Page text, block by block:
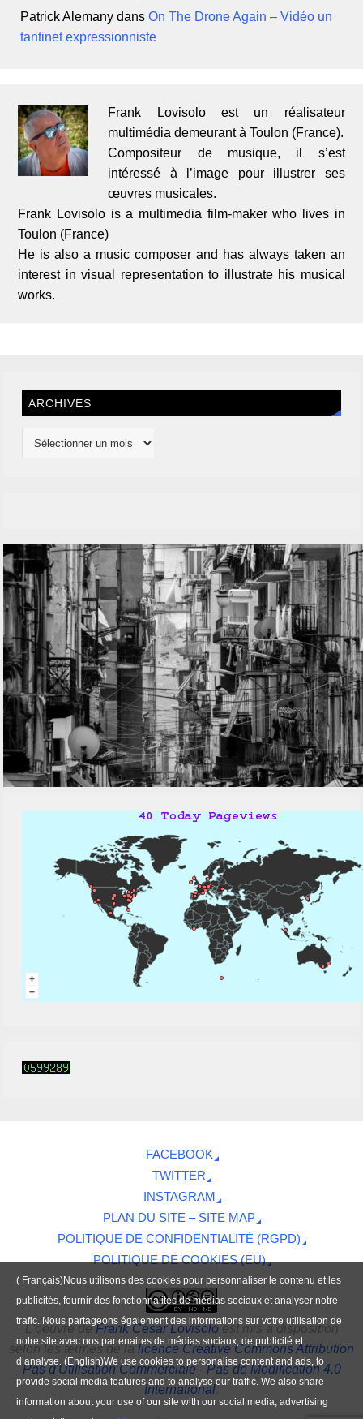
Patrick Alemany dansOn The Drone Again – Vidéo un
tantinet expressionniste
Frank Lovisolo est un réalisateur
multimédia demeurant à Toulon (France).
Compositeur de musique, il s’est
intéressé à l’image pour illustrer ses
œuvres musicales.
Frank Lovisolo is a multimedia film-maker who lives in
Toulon (France)
He is also a music composer and has always taken an
interest in visual representation to illustrate his musical
works.
ARCHIVES
FACEBOOK
TWITTER
INSTAGRAM
PLAN DU SITE – SITE MAP
POLITIQUE DE CONFIDENTIALITÉ (RGPD)
POLITIQUE DE COOKIES (EU)
L'oeuvredeFrank César Lovisoloest mis à disposition
selon les termes de lalicence Creative Commons Attribution
Pas d'Utilisation Commerciale - Pas de Modification 4.0
International.
( Français)Nous utilisons des cookies pour personnaliser le contenu et les
publicités, fournir des fonctionnalités de médias sociaux et analyser notre
trafic. Nous partageons également des informations sur votre utilisation de
notre site avec nos partenaires de médias sociaux, de publicité et
d’analyse. (English)We use cookies to personalise content and ads, to
provide social media features and to analyse our traffic. We also share
information about your use of our site with our social media, advertising